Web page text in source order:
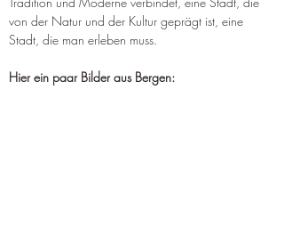
von der Natur und der Kultur geprägt ist, eine
Stadt, die man erleben muss.
Hier ein paar Bilder aus Bergen: